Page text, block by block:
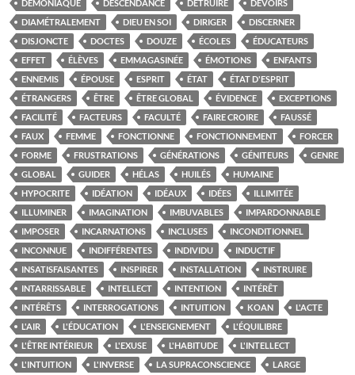
DÉMONIAQUE DESCENDANCE DÉTRUIRE
DEVOIRS
DIAMÉTRALEMENT
DIEU EN SOI DIRIGER
DISCERNER
DISJONCTE
DOCTES DOUZE ÉCOLES
ÉDUCATEURS
EFFET
ÉLÈVES EMMAGASINÉE ÉMOTIONS
ENFANTS
ENNEMIS
ÉPOUSE ESPRIT ÉTAT
ÉTAT D'ESPRIT
ÉTRANGERS
ÊTRE ÊTRE GLOBAL ÉVIDENCE
EXCEPTIONS
FACILITÉ
FACTEURS FACULTÉ FAIRE CROIRE
FAUSSÉ
FAUX
FEMME FONCTIONNE FONCTIONNEMENT
FORCER
FORME
FRUSTRATIONS GÉNÉRATIONS GÉNITEURS
GENRE
GLOBAL
GUIDER HÉLAS HUILÉS
HUMAINE
HYPOCRITE
IDÉATION IDÉAUX IDÉES
ILLIMITÉE
ILLUMINER
IMAGINATION IMBUVABLES
IMPARDONNABLE
IMPOSER
INCARNATIONS INCLUSES
INCONDITIONNEL
INCONNUE
INDIFFÉRENTES INDIVIDU
INDUCTIF
INSATISFAISANTES
INSPIRER INSTALLATION
INSTRUIRE
INTARRISSABLE
INTELLECT INTENTION
INTÉRÊT
INTÉRÊTS
INTERROGATIONS INTUITION KOAN
L'ACTE
L'AIR
L'ÉDUCATION L'ENSEIGNEMENT
L'ÉQUILIBRE
L'ÊTRE INTÉRIEUR
L'EXUSE L'HABITUDE
L'INTELLECT
L'INTUITION
L'INVERSE LA SUPRACONSCIENCE
LARGE